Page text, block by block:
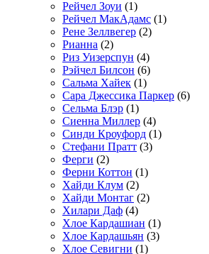
Рейчел Зоуи (1)
Рейчел МакАдамс (1)
Рене Зеллвегер (2)
Рианна (2)
Риз Уизерспун (4)
Рэйчел Билсон (6)
Сальма Хайек (1)
Сара Джессика Паркер (6)
Сельма Блэр (1)
Сиенна Миллер (4)
Синди Кроуфорд (1)
Стефани Пратт (3)
Ферги (2)
Ферни Коттон (1)
Хайди Клум (2)
Хайди Монтаг (2)
Хилари Даф (4)
Хлое Кардашиан (1)
Хлое Кардашьян (3)
Хлое Севигни (1)